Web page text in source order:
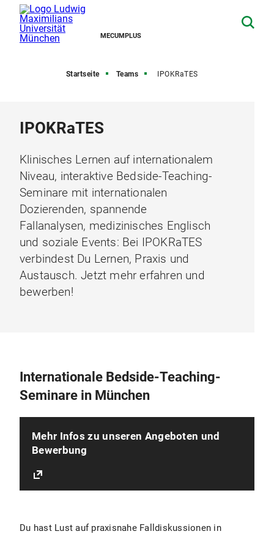
MECUMPLUS
Startseite Teams IPOKRaTES
IPOKRaTES
Klinisches Lernen auf internationalem
Niveau, interaktive Bedside-Teaching-
Seminare mit internationalen
Dozierenden, spannende
Fallanalysen, medizinisches Englisch
und soziale Events: Bei IPOKRaTES
verbindest Du Lernen, Praxis und
Austausch. Jetzt mehr erfahren und
bewerben!
Internationale Bedside-Teaching-
Seminare in München
Mehr Infos zu unseren Angeboten und
Bewerbung
Du hast Lust auf praxisnahe Falldiskussionen in